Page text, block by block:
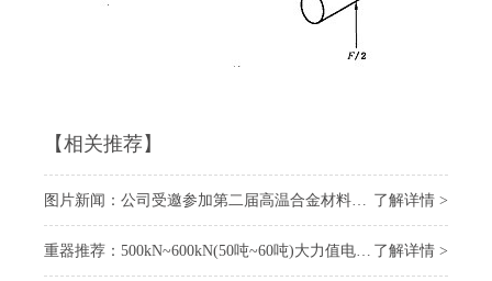
【相关推荐】
了解详情 >
图片新闻：公司受邀参加第二届高温合金材料大会
了解详情 >
重器推荐：500kN~600kN(50吨~60吨)大力值电子万能试验机